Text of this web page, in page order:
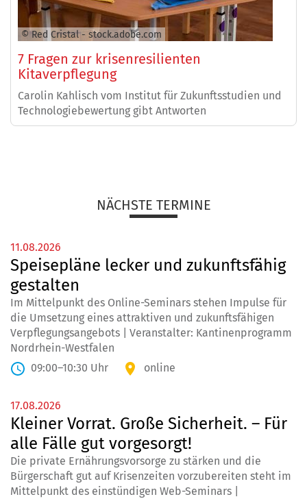
© Red Cristal - stock.adobe.com
7 Fragen zur krisenresilienten
Kitaverpflegung
Carolin Kahlisch vom Institut für Zukunftsstudien und
Technologiebewertung gibt Antworten
NÄCHSTE TERMINE
11.08.2026
Speisepläne lecker und zukunftsfähig
gestalten
Im Mittelpunkt des Online-Seminars stehen Impulse für
die Umsetzung eines attraktiven und zukunftsfähigen
Verpflegungsangebots | Veranstalter: Kantinenprogramm
Nordrhein-Westfalen
09:00–10:30 Uhr
online
17.08.2026
Kleiner Vorrat. Große Sicherheit. – Für
alle Fälle gut vorgesorgt!
Die private Ernährungsvorsorge zu stärken und die
Bürgerschaft gut auf Krisenzeiten vorzubereiten steht im
Mittelpunkt des einstündigen Web-Seminars |